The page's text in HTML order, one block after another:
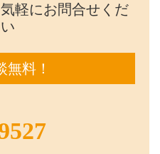
軽にお問合せくだ
無料！